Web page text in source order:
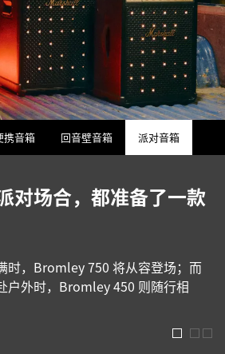
携音箱 回音壁音箱 派对音箱
对场合，都准备了一款
时，Bromley 750 将从容登场；而
户外时，Bromley 450 则随行相